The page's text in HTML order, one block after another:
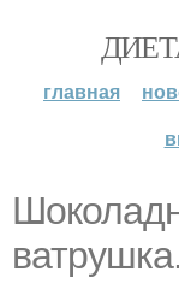
главная
ватрушка.